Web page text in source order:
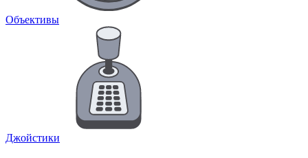
Объективы
Джойстики